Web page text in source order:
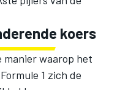
koers
waarop het
1 zich de